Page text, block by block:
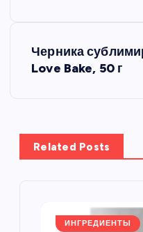
Черника
Love Bake, 50 г
Related Posts
ИНГРЕДИЕНТЫ